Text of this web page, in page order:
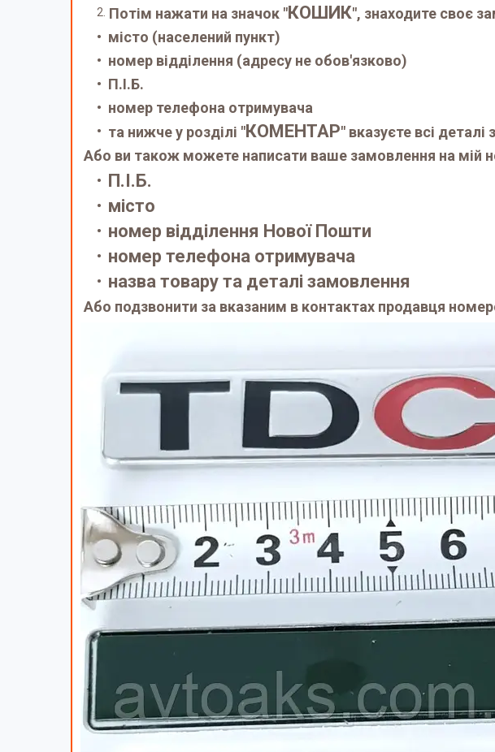
Потім нажати на значок "КОШИК", знаходите своє
місто (населений пункт)
номер відділення (адресу не обов'язково)
П.І.Б.
номер телефона отримувача
та нижче у розділі "КОМЕНТАР" вказуєте всі
Або ви також можете написати ваше замовлення на мій
П.І.Б.
місто
номер відділення Нової Пошти
номер телефона отримувача
назва товару та деталі замовлення
Або подзвонити за вказаним в контактах продавця